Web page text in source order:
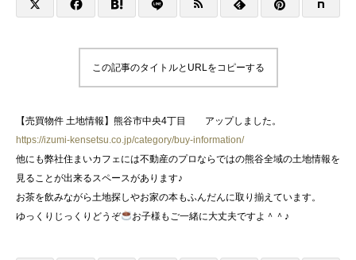
この記事のタイトルとURLをコピーする
【売買物件 土地情報】熊谷市中央4丁目 アップしました。
https://izumi-kensetsu.co.jp/category/buy-information/
他にも弊社住まいカフェには不動産のプロならではの熊谷全域の土地情報を
見ることが出来るスペースがあります♪
お茶を飲みながら土地探しやお家の本もふんだんに取り揃えています。
ゆっくりじっくりどうぞ
お子様もご一緒に大丈夫ですよ＾＾♪